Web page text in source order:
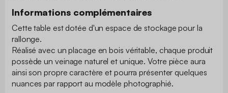
Informations complémentaires
Cette table est dotée d'un espace de stockage pour la
rallonge.
Réalisé avec un placage en bois véritable, chaque produit
possède un veinage naturel et unique. Votre pièce aura
ainsi son propre caractère et pourra présenter quelques
nuances par rapport au modèle photographié.